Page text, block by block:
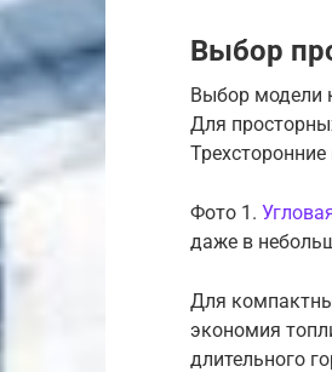
Выбор
Выбор модели
Для
Фото 1.
даже в
Для
экономия
длительного